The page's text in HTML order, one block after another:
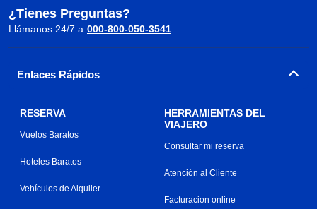
¿Tienes Preguntas?
Llámanos 24/7 a 000-800-050-3541
Enlaces Rápidos
RESERVA
Vuelos Baratos
Hoteles Baratos
Vehículos de Alquiler
HERRAMIENTAS DEL
VIAJERO
Consultar mi reserva
Atención al Cliente
Facturacion online